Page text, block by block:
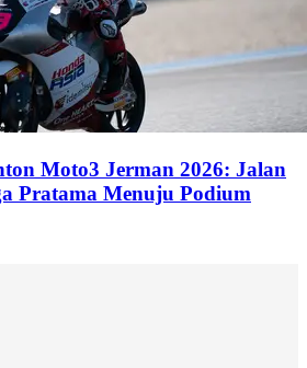
Moto3 Jerman 2026: Jalan
Pratama Menuju Podium